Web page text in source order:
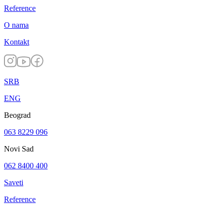
Reference
O nama
Kontakt
SRB
ENG
Beograd
063 8229 096
Novi Sad
062 8400 400
Saveti
Reference